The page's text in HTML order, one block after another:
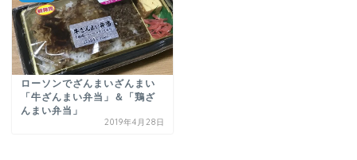
ローソンでざんまいざんまい
「牛ざんまい弁当」＆「鶏ざ
んまい弁当」
2019年4月28日